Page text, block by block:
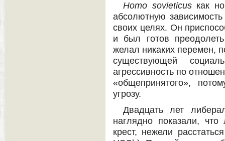
Homo sovieticusкак
абсолютную
своих целях. Он
и был готов
желал никаких перемен,
существующей
агрессивность по
«общепринятого»,
угрозу.
Двадцать лет
наглядно показали,
крест, нежели